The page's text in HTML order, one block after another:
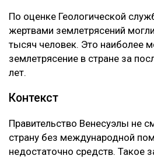
По оценке Геологической
жертвами землетрясений
тысяч человек. Это наиболее
землетрясение в стране за
лет.
Контекст
Правительство Венесуэлы не
страну без международной
недостаточно средств. Такое